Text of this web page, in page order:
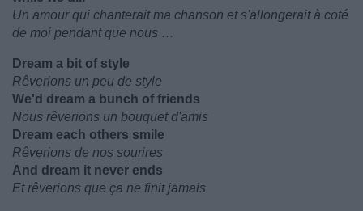
Un amour qui chanterait ma chanson et s'allongerait à coté
de moi pendant que nous …
Dream a bit of style
Rêverions un peu de style
We'd dream a bunch of friends
Nous rêverions un bouquet d'amis
Dream each others smile
Rêverions de nos sourires
And dream it never ends
Et rêverions que ça ne finit jamais